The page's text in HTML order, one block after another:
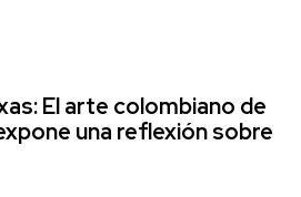
El arte colombiano de
una reflexión sobre